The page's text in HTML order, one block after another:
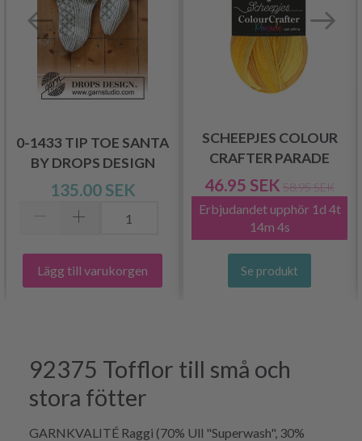
0-1433 TIP TOE SANTA
BY DROPS DESIGN
135.00 SEK
Lägg till varukorgen
SCHEEPJES COLOUR
CRAFTER PARADE
46.95 SEK 58.95 SEK
Erbjudandet upphör 1d 4t
14m 4s
Se produkt
92375 Tofflor till små och
stora fötter
GARNKVALITÉ Raggi (70% Ull "Superwash", 30%